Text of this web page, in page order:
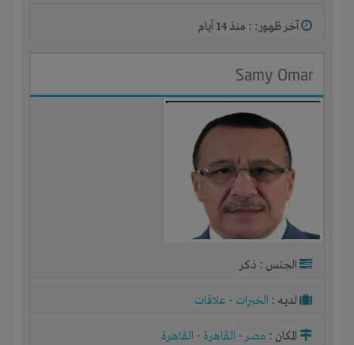
آخر ظهور: : منذ 14 أيام
Samy Omar
الجنس : ذكر
لديـه : الخبرات - علاقات
المكان : مصر- القاهرة - القاهرة